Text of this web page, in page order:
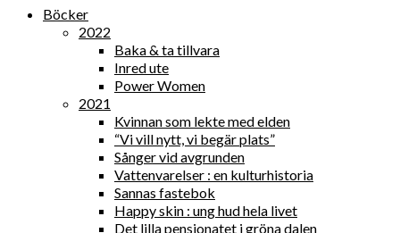
Böcker
2022
Baka & ta tillvara
Inred ute
Power Women
2021
Kvinnan som lekte med elden
“Vi vill nytt, vi begär plats”
Sånger vid avgrunden
Vattenvarelser : en kulturhistoria
Sannas fastebok
Happy skin : ung hud hela livet
Det lilla pensionatet i gröna dalen